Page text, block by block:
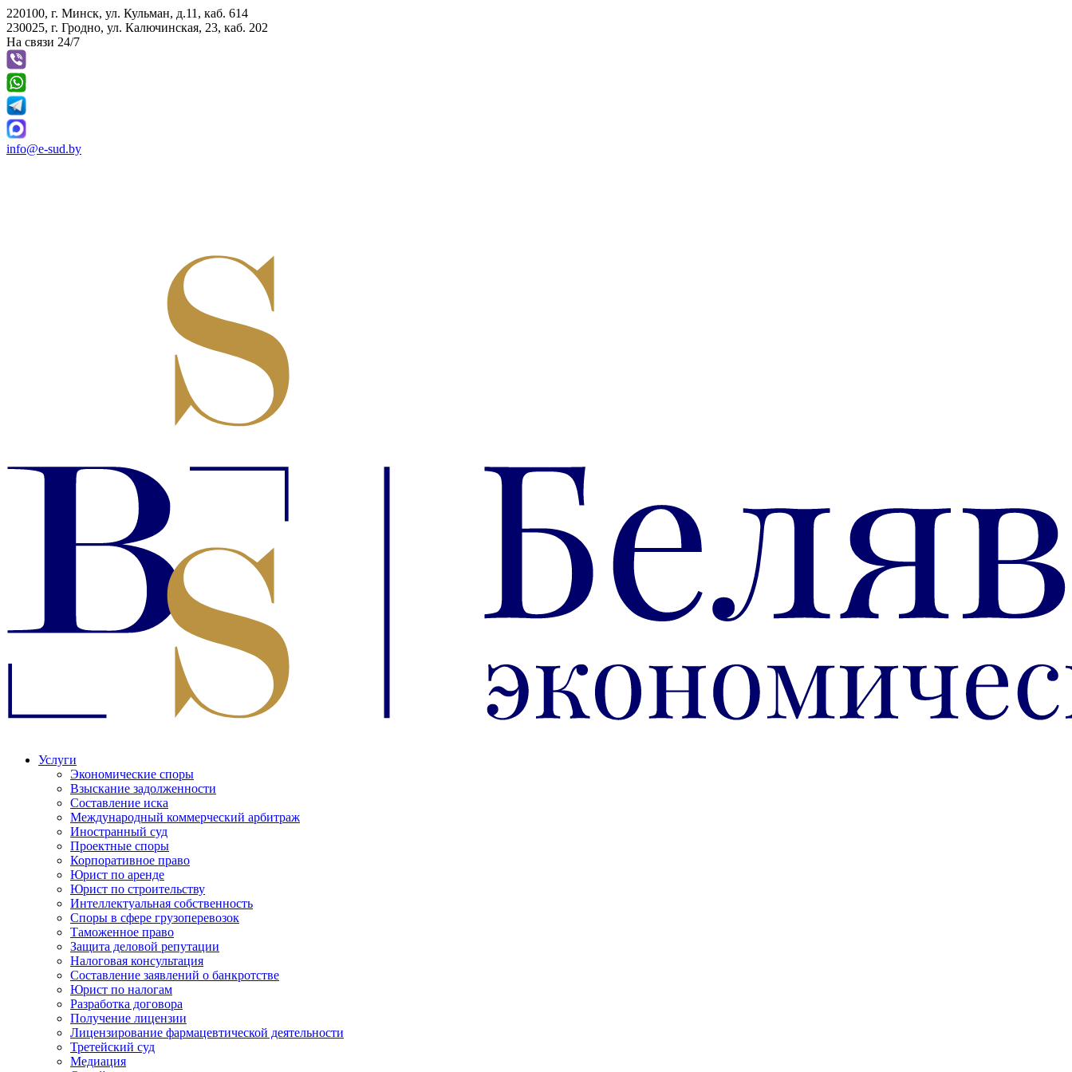
220100, г. Минск, ул. Кульман, д.11, каб. 614
230025, г. Гродно, ул. Калючинская, 23, каб. 202
На связи 24/7
info@e-sud.by
Услуги
Экономические споры
Взыскание задолженности
Составление иска
Международный коммерческий арбитраж
Иностранный суд
Проектные споры
Корпоративное право
Юрист по аренде
Юрист по строительству
Интеллектуальная собственность
Споры в сфере грузоперевозок
Таможенное право
Защита деловой репутации
Налоговая консультация
Составление заявлений о банкротстве
Юрист по налогам
Разработка договора
Получение лицензии
Лицензирование фармацевтической деятельности
Третейский суд
Медиация